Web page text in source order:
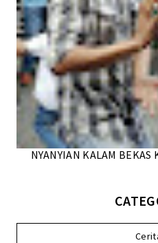
NYANYIAN KALAM BEKAS